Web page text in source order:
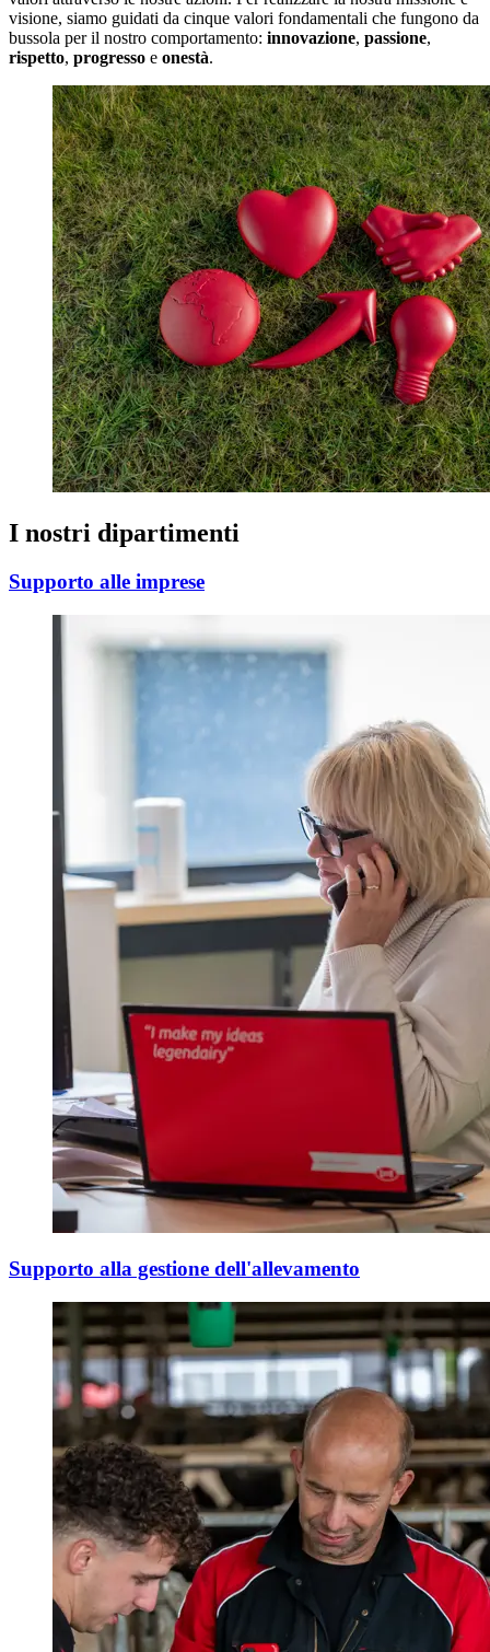
visione, siamo guidati da cinque valori fondamentali che fungono da
bussola per il nostro comportamento: innovazione, passione,
rispetto, progresso e onestà.
I nostri dipartimenti
Supporto alle imprese
Supporto alla gestione dell'allevamento